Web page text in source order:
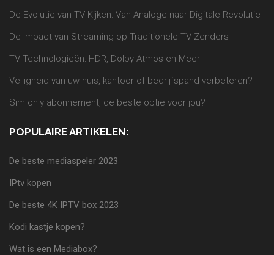
De Evolutie van TV Kijken: Van Analoge naar Digitale Revolutie
De Impact van Streaming op Traditionele TV Zenders
TV Technologieën: HDR, Dolby Atmos en Meer
Veiligheid van uw huis, kantoor of bedrijfspand verbeteren?
Sim only abonnement, de beste optie voor jou?
POPULAIRE ARTIKELEN:
De beste mediaspeler 2023
IPtv kopen
De beste 4K IPTV box 2023
Kodi kastje kopen?
Wat is een Mediabox?